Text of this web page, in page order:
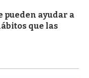
pueden ayudar a
que las